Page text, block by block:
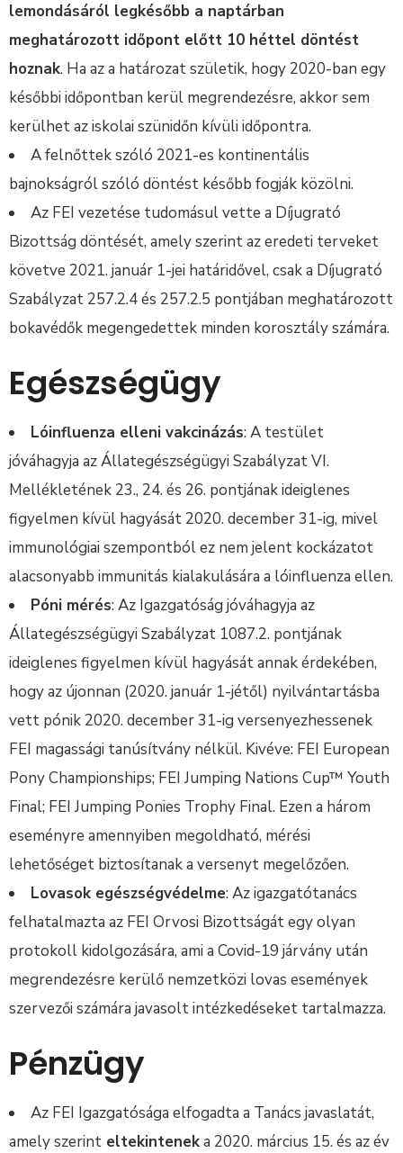
lemondásáról legkésőbb a naptárban
meghatározott időpont előtt 10 héttel döntést
hoznak. Ha az a határozat születik, hogy 2020-ban egy
későbbi időpontban kerül megrendezésre, akkor sem
kerülhet az iskolai szünidőn kívüli időpontra.
A felnőttek szóló 2021-es kontinentális
bajnokságról szóló döntést később fogják közölni.
Az FEI vezetése tudomásul vette a Díjugrató
Bizottság döntését, amely szerint az eredeti terveket
követve 2021. január 1-jei határidővel, csak a Díjugrató
Szabályzat 257.2.4 és 257.2.5 pontjában meghatározott
bokavédők megengedettek minden korosztály számára.
Egészségügy
Lóinfluenza elleni vakcinázás: A testület
jóváhagyja az Állategészségügyi Szabályzat VI.
Mellékletének 23., 24. és 26. pontjának ideiglenes
figyelmen kívül hagyását 2020. december 31-ig, mivel
immunológiai szempontból ez nem jelent kockázatot
alacsonyabb immunitás kialakulására a lóinfluenza ellen.
Póni mérés: Az Igazgatóság jóváhagyja az
Állategészségügyi Szabályzat 1087.2. pontjának
ideiglenes figyelmen kívül hagyását annak érdekében,
hogy az újonnan (2020. január 1-jétől) nyilvántartásba
vett pónik 2020. december 31-ig versenyezhessenek
FEI magassági tanúsítvány nélkül. Kivéve: FEI European
Pony Championships; FEI Jumping Nations Cup™ Youth
Final; FEI Jumping Ponies Trophy Final. Ezen a három
eseményre amennyiben megoldható, mérési
lehetőséget biztosítanak a versenyt megelőzően.
Lovasok egészségvédelme: Az igazgatótanács
felhatalmazta az FEI Orvosi Bizottságát egy olyan
protokoll kidolgozására, ami a Covid-19 járvány után
megrendezésre kerülő nemzetközi lovas események
szervezői számára javasolt intézkedéseket tartalmazza.
Pénzügy
Az FEI Igazgatósága elfogadta a Tanács javaslatát,
amely szerint eltekinteneka 2020. március 15. és az év